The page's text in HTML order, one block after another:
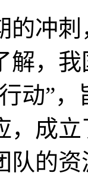
的冲
解，
动”
，成
队的